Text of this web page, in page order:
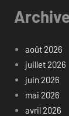
août 2026
juillet 2026
juin 2026
mai 2026
avril 2026